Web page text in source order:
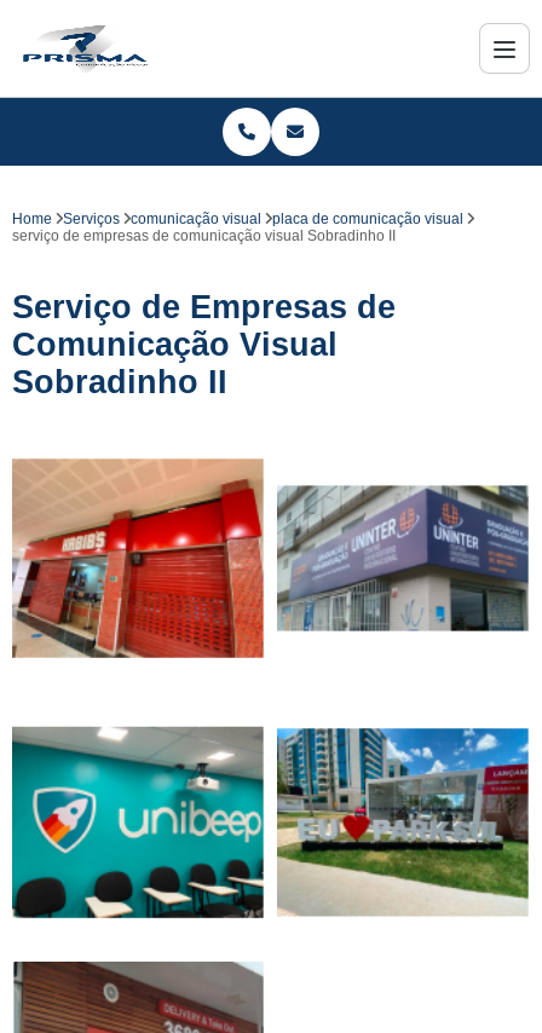
Home Serviços comunicação visual
placa de comunicação visual
serviço de empresas de comunicação visual Sobradinho II
Serviço de Empresas de
Comunicação Visual
Sobradinho II